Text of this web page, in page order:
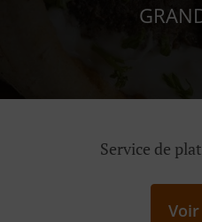
Service de